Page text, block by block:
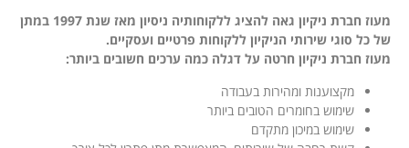
מעוז חברת ניקיון גאה להציג ללקוחותיה ניסיון מאז שנת 1997 במתן
של כל סוגי שירותי הניקיון ללקוחות פרטיים ועסקיים.
מעוז חברת ניקיון חרטה על דגלה כמה ערכים חשובים ביותר:
מקצוענות ומהירות בעבודה
שימוש בחומרים הטובים ביותר
שימוש במיכון מתקדם